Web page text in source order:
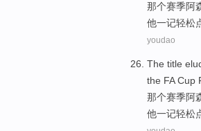
那个赛季阿
他一记轻松
youdao
The title
the FA Cup
那个赛季阿
他一记轻松